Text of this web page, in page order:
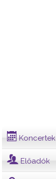
Koncertek
Előadók